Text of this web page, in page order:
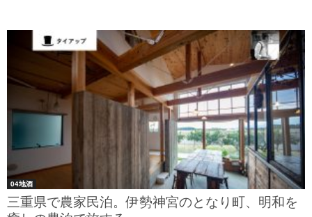
04地酒
三重県で農家民泊。伊勢神宮のとなり町、明和を